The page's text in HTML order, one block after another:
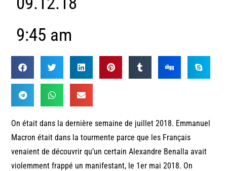
9:45 am
On était dans la dernière semaine de juillet 2018. Emmanuel
Macron était dans la tourmente parce que les Français
venaient de découvrir qu’un certain Alexandre Benalla avait
violemment frappé un manifestant, le 1er mai 2018. On